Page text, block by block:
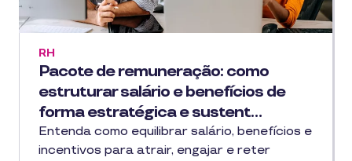
Pacote de remuneração: como
estruturar salário e benefícios de
forma estratégica e sustent…
RH
Entenda como equilibrar salário, benefícios e
incentivos para atrair, engajar e reter